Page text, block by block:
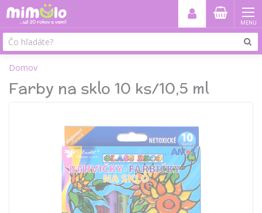
MENU
Domov
Farby na sklo 10 ks/10,5 ml